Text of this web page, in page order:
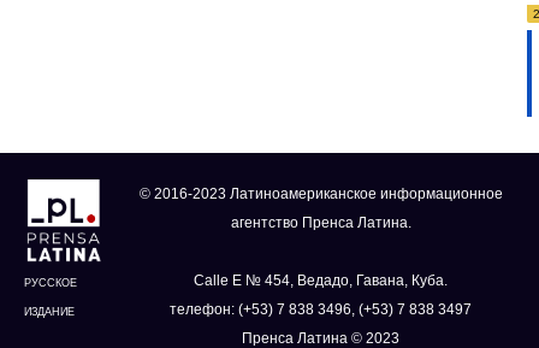
РУССКОЕ
ИЗДАНИЕ
© 2016-2023 Латиноамериканское информационное
агентство Пренса Латина.
Calle E № 454, Ведадо, Гавана, Куба.
телефон: (+53) 7 838 3496, (+53) 7 838 3497
Пренса Латина © 2023